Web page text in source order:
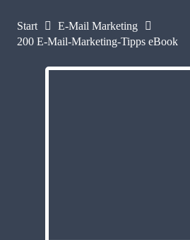
Start
E-Mail Marketing
200 E-Mail-Marketing-Tipps eBook